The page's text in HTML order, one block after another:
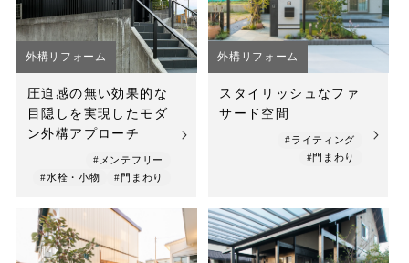
スタッフ紹介
プライバシーポリシー
サイトマップ
外構リフォーム
圧迫感の無い効果的な
目隠しを実現したモダ
ン外構アプローチ
#メンテフリー
#水栓・小物
#門まわり
外構リフォーム
スタイリッシュなファ
サード空間
#ライティング
#門まわり